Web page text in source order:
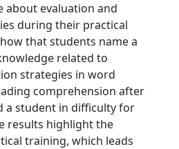
about evaluation and
during their practical
that students name a
related to
strategies in word
comprehension after
a student in difficulty for
results highlight the
training, which leads